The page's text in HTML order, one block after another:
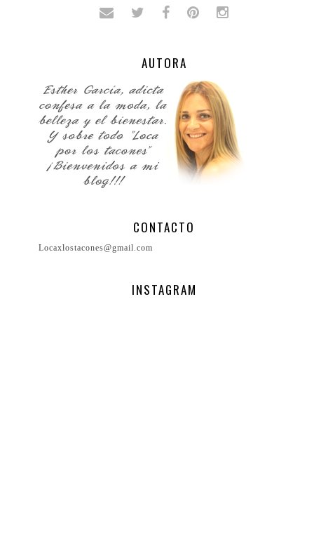
AUTORA
CONTACTO
Locaxlostacones@gmail.com
INSTAGRAM